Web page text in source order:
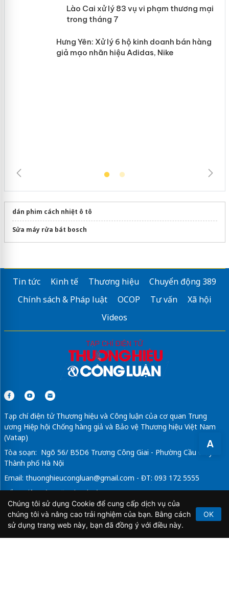
A
Lào Cai xử lý 83 vụ vi phạm thương
mại trong tháng 7
dán phim cách nhiệt ô tô
Sửa máy rửa bát bosch
Tin tức Kinh tế Thương hiệu
Chuyển động 389
Chính sách & Pháp luật
OCOP Tư vấn
Xã hội
Videos
Tạp chí điện tử Thương hiệu và Công luận của cơ quan Trung
ương Hiệp hội Chống hàng giả và Bảo vệ Thương hiệu Việt Nam
(Vatap)
Tòa soạn: Ngõ 56/ B5D6 Trương Công Giai - Phường Cầu Giấy -
Thành phố Hà Nội
Email: thuonghieucongluan@gmail.com - ĐT: 093 172 5555
Tổng Biên Tập: Vũ Đức Thuận
Giấy phép hoạt động báo chí điện tử số 64/GP-BTTTT do Bộ
Thông tin và Truyền thông cấp ngày 21/2/2020.
Chúng tôi sử dụng Cookie để cung cấp dịch vụ của
chúng tôi và nâng cao trải nghiệm của bạn. Bằng cách
sử dụng trang web này, bạn đã đồng ý với điều này.
OK